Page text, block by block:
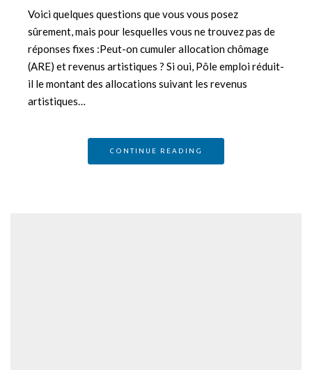
Voici quelques questions que vous vous posez
sûrement, mais pour lesquelles vous ne trouvez pas de
réponses fixes :Peut-on cumuler allocation chômage
(ARE) et revenus artistiques ? Si oui, Pôle emploi réduit-
il le montant des allocations suivant les revenus
artistiques…
CONTINUE READING